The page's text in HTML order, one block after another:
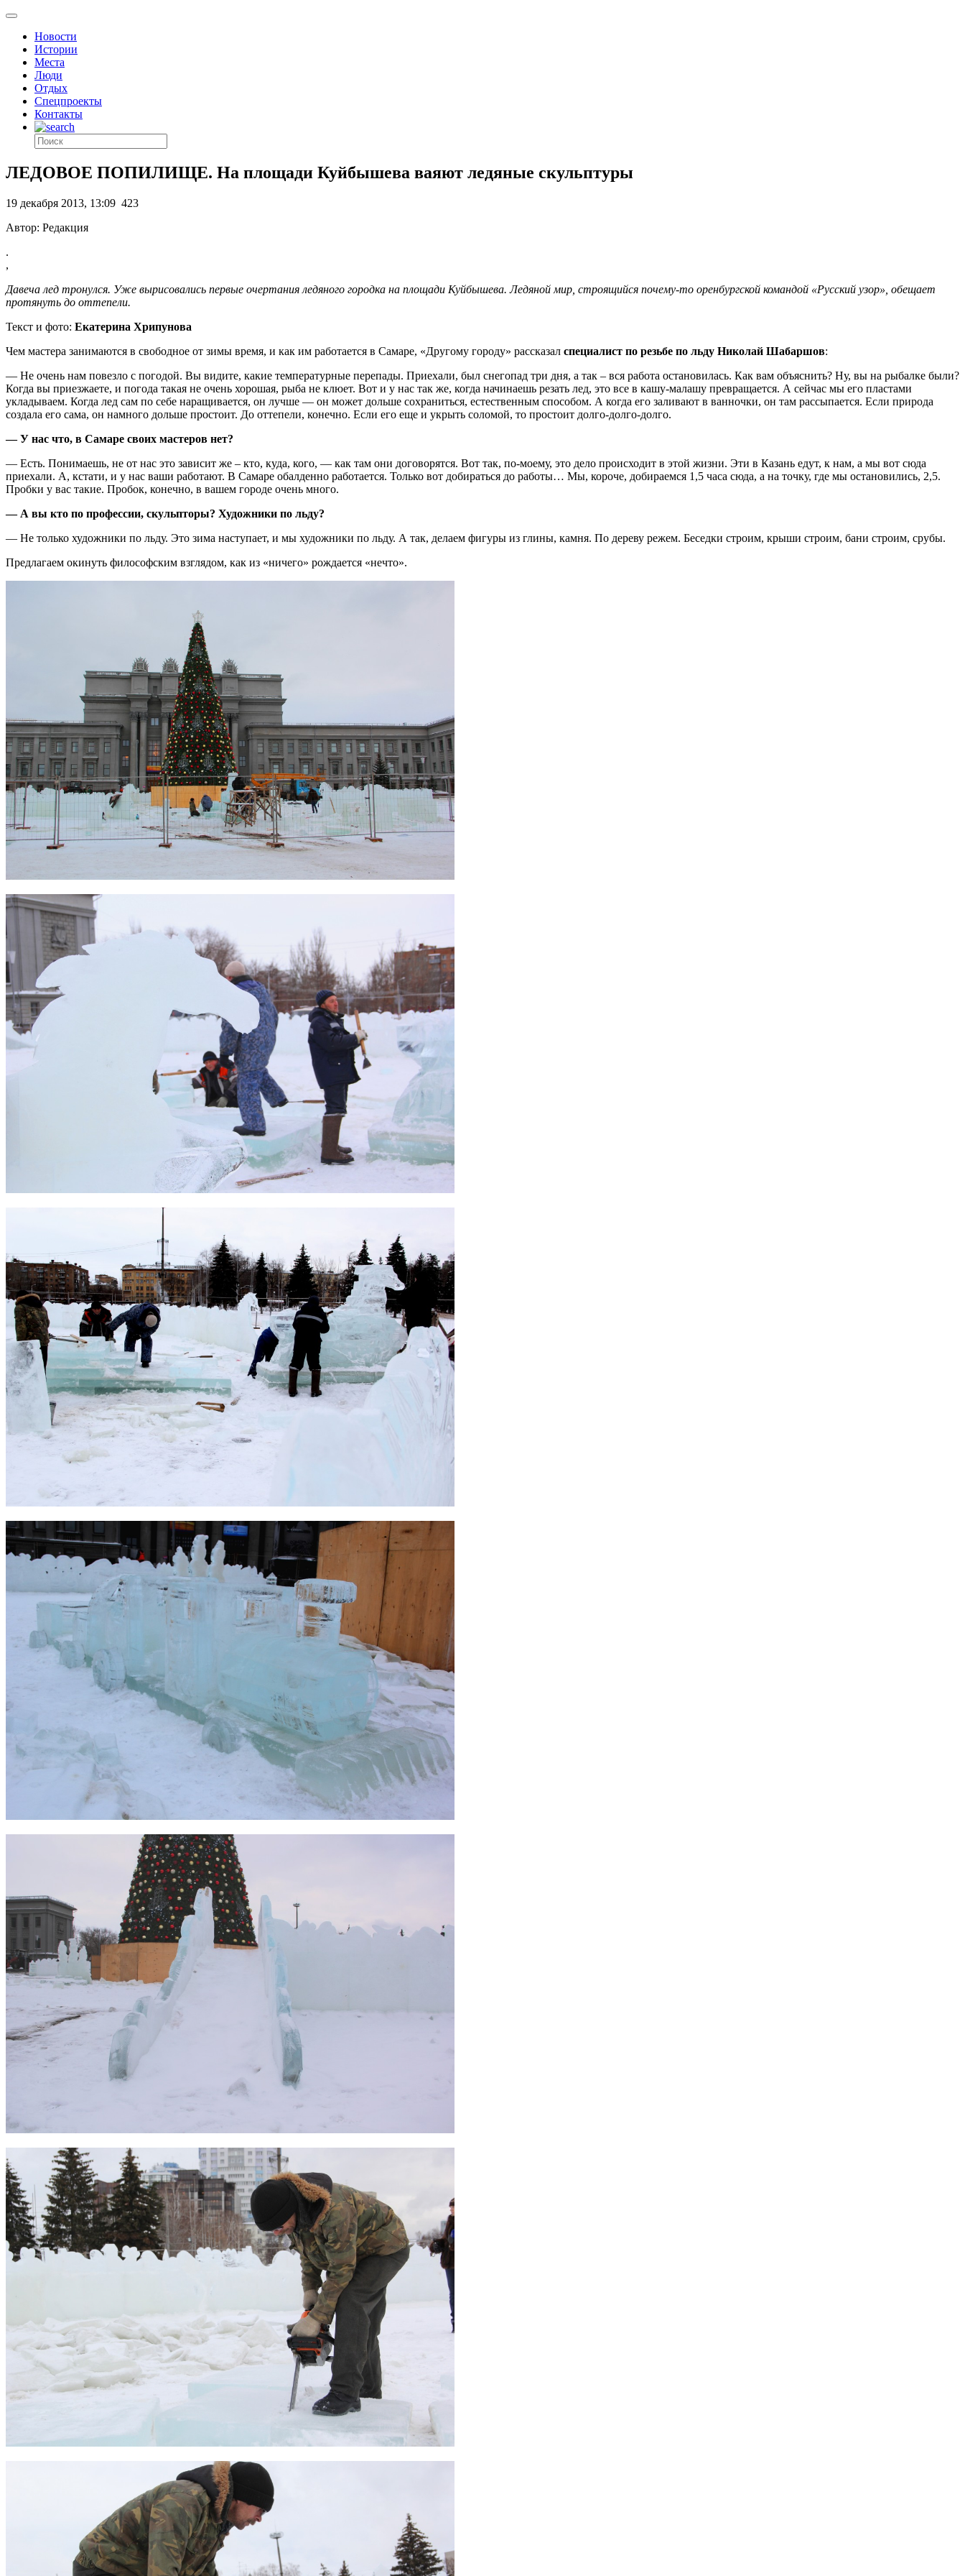
Новости
Истории
Места
Люди
Отдых
Спецпроекты
Контакты
ЛЕДОВОЕ ПОПИЛИЩЕ. На площади Куйбышева ваяют ледяные скульптуры
19 декабря 2013, 13:09 423
Автор: Редакция
.
,
Давеча лед тронулся. Уже вырисовались первые очертания ледяного городка на площади Куйбышева. Ледяной мир, строящийся почему-то оренбургской командой «Русский узор», обещает
протянуть до оттепели.
Текст и фото: Екатерина Хрипунова
Чем мастера занимаются в свободное от зимы время, и как им работается в Самаре, «Другому городу» рассказал специалист по резьбе по льду Николай Шабаршов:
— Не очень нам повезло с погодой. Вы видите, какие температурные перепады. Приехали, был снегопад три дня, а так – вся работа остановилась. Как вам объяснить? Ну, вы на рыбалке были?
Когда вы приезжаете, и погода такая не очень хорошая, рыба не клюет. Вот и у нас так же, когда начинаешь резать лед, это все в кашу-малашу превращается. А сейчас мы его пластами
укладываем. Когда лед сам по себе наращивается, он лучше — он может дольше сохраниться, естественным способом. А когда его заливают в ванночки, он там рассыпается. Если природа
создала его сама, он намного дольше простоит. До оттепели, конечно. Если его еще и укрыть соломой, то простоит долго-долго-долго.
— У нас что, в Самаре своих мастеров нет?
— Есть. Понимаешь, не от нас это зависит же – кто, куда, кого, — как там они договорятся. Вот так, по-моему, это дело происходит в этой жизни. Эти в Казань едут, к нам, а мы вот сюда
приехали. А, кстати, и у нас ваши работают. В Самаре обалденно работается. Только вот добираться до работы… Мы, короче, добираемся 1,5 часа сюда, а на точку, где мы остановились, 2,5.
Пробки у вас такие. Пробок, конечно, в вашем городе очень много.
— А вы кто по профессии, скульпторы? Художники по льду?
— Не только художники по льду. Это зима наступает, и мы художники по льду. А так, делаем фигуры из глины, камня. По дереву режем. Беседки строим, крыши строим, бани строим, срубы.
Предлагаем окинуть философским взглядом, как из «ничего» рождается «нечто».